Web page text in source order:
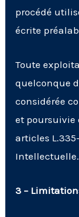
procédé
écrite
Toute
quelconque
considérée
et poursuivie
articles
Intellectuelle.
3 –